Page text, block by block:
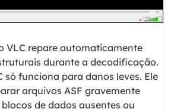
VLC repare automaticamente
durante a decodificação.
só funciona para danos leves. Ele
arquivos ASF gravemente
de dados ausentes ou